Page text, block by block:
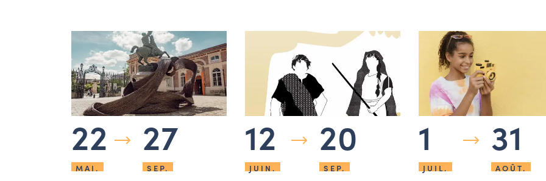
22
MAI.
27
SEP.
12
JUIN.
20
SEP.
1
JUIL.
31
AOÛT.